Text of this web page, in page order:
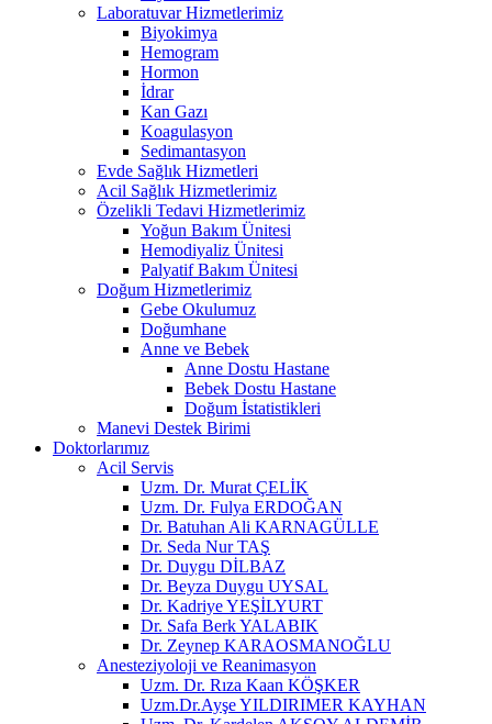
Laboratuvar Hizmetlerimiz
Biyokimya
Hemogram
Hormon
İdrar
Kan Gazı
Koagulasyon
Sedimantasyon
Evde Sağlık Hizmetleri
Acil Sağlık Hizmetlerimiz
Özelikli Tedavi Hizmetlerimiz
Yoğun Bakım Ünitesi
Hemodiyaliz Ünitesi
Palyatif Bakım Ünitesi
Doğum Hizmetlerimiz
Gebe Okulumuz
Doğumhane
Anne ve Bebek
Anne Dostu Hastane
Bebek Dostu Hastane
Doğum İstatistikleri
Manevi Destek Birimi
Doktorlarımız
Acil Servis
Uzm. Dr. Murat ÇELİK
Uzm. Dr. Fulya ERDOĞAN
Dr. Batuhan Ali KARNAGÜLLE
Dr. Seda Nur TAŞ
Dr. Duygu DİLBAZ
Dr. Beyza Duygu UYSAL
Dr. Kadriye YEŞİLYURT
Dr. Safa Berk YALABIK
Dr. Zeynep KARAOSMANOĞLU
Anesteziyoloji ve Reanimasyon
Uzm. Dr. Rıza Kaan KÖŞKER
Uzm.Dr.Ayşe YILDIRIMER KAYHAN